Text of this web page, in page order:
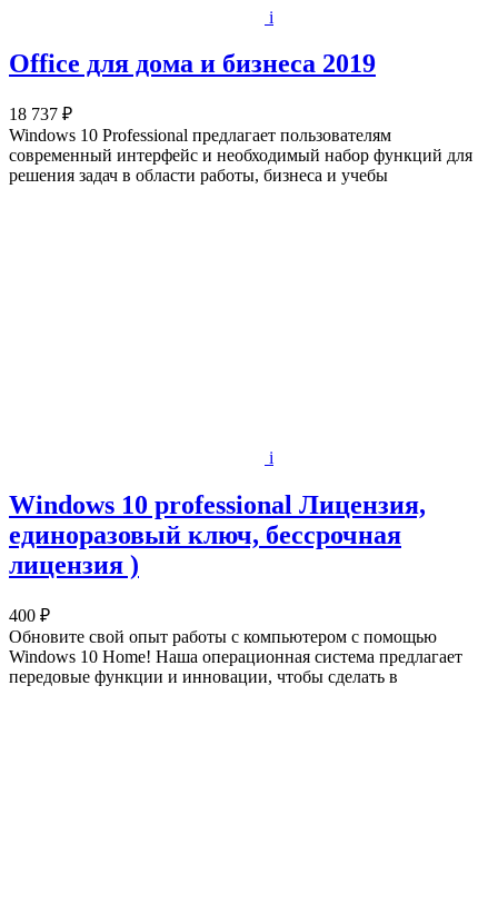
i
Office для дома и бизнеса 2019
18 737 ₽
Windows 10 Professional предлагает пользователям
современный интерфейс и необходимый набор функций для
решения задач в области работы, бизнеса и учебы
i
Windows 10 professional Лицензия,
единоразовый ключ, бессрочная
лицензия )
400 ₽
Обновите свой опыт работы с компьютером с помощью
Windows 10 Home! Наша операционная система предлагает
передовые функции и инновации, чтобы сделать в